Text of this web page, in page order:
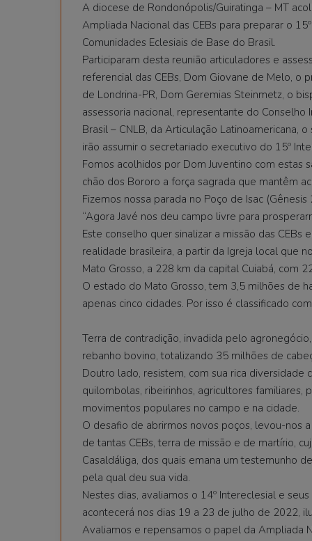
A diocese de Rondonópolis/Guiratinga – MT
Ampliada Nacional das CEBs para preparar o
Comunidades Eclesiais de Base do Brasil.
Participaram desta reunião articuladores e
referencial das CEBs, Dom Giovane de Melo, o
de Londrina-PR, Dom Geremias Steinmetz, o
assessoria nacional, representante do Conselho
Brasil – CNLB, da Articulação Latinoamericana,
irão assumir o secretariado executivo do 15º
Fomos acolhidos por Dom Juventino com estas
chão dos Bororo a força sagrada que mantêm
Fizemos nossa parada no Poço de Isac
“Agora Javé nos deu campo livre para
Este conselho quer sinalizar a missão das
realidade brasileira, a partir da Igreja local que
Mato Grosso, a 228 km da capital Cuiabá, com
O estado do Mato Grosso, tem 3,5 milhões de
apenas cinco cidades. Por isso é classificado
Terra de contradição, invadida pelo
rebanho bovino, totalizando 35 milhões de
Doutro lado, resistem, com sua rica diversidade
quilombolas, ribeirinhos, agricultores familiares,
movimentos populares no campo e na cidade.
O desafio de abrirmos novos poços, levou-nos
de tantas CEBs, terra de missão e de martírio,
Casaldáliga, dos quais emana um testemunho
pela qual deu sua vida.
Nestes dias, avaliamos o 14º Intereclesial e
acontecerá nos dias 19 a 23 de julho de 2022,
Avaliamos e repensamos o papel da Ampliada